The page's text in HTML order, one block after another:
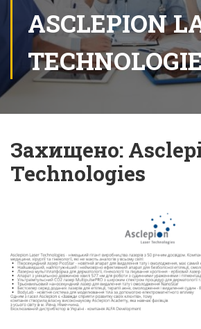
ASCLEPION
Захищено:
Technologies